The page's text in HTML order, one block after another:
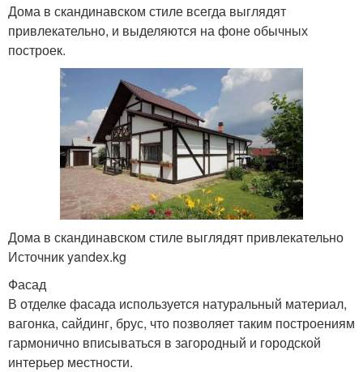
Дома в скандинавском стиле всегда выглядят
привлекательно, и выделяются на фоне обычных
построек.
Дома в скандинавском стиле выглядят привлекательно
Источник yandex.kg
Фасад
В отделке фасада используется натуральный материал,
вагонка, сайдинг, брус, что позволяет таким построениям
гармонично вписываться в загородный и городской
интерьер местности.